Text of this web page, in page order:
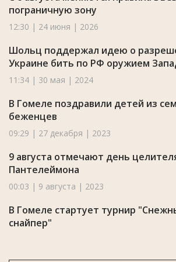
пограничную зону
12:30 | 24 июня | 2026
Шольц поддержал идею о
Украине бить по РФ оружием
11:34 | 30 мая | 2024
В Гомеле поздравили детей из
беженцев
09:29 | 27 декабря | 2023
9 августа отмечают день
Пантелеймона
00:03 | 9 августа | 2023
В Гомеле стартует турнир
снайпер"